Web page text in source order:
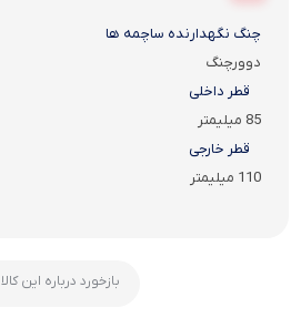
چنگ نگهدارنده ساچمه ها
دوورچنگ
قطر داخلی
85 میلیمتر
قطر خارجی
110 میلیمتر
بازخورد درباره این کالا